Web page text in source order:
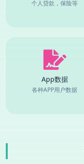
个人贷款，保险等
App数据
各种APP用户数据